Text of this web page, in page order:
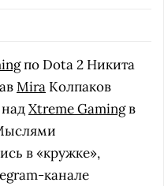
по Dota 2 Никита
Mira Колпаков
Xtreme Gamingв
в «кружке»,
канале